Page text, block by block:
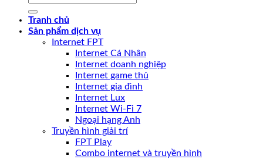
Tranh chủ
Sản phẩm dịch vụ
Internet FPT
Internet Cá Nhân
Internet doanh nghiệp
Internet game thủ
Internet gia đình
Internet Lux
Internet Wi-Fi 7
Ngoại hạng Anh
Truyền hình giải trí
FPT Play
Combo internet và truyền hình